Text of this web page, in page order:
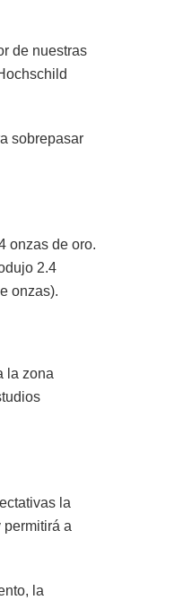
de nuestras
sobrepasar
onzas de oro.
2.4
onzas).
la zona
la
a
la